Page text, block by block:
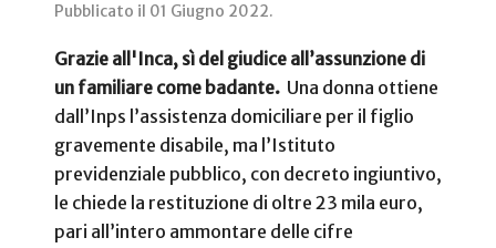
Pubblicato il 01 Giugno 2022.
Grazie all'Inca, sì del giudice all’assunzione di
un familiare come badante. Una donna ottiene
dall’Inps l’assistenza domiciliare per il figlio
gravemente disabile, ma l’Istituto
previdenziale pubblico, con decreto ingiuntivo,
le chiede la restituzione di oltre 23 mila euro,
pari all’intero ammontare delle cifre